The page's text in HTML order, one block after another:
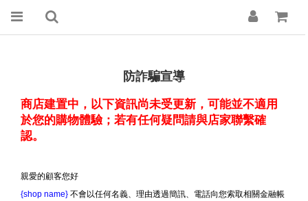
防詐騙宣導
商店建置中，以下資訊尚未受更新，可能並不適用
於您的購物體驗；若有任何疑問請與店家聯繫確
認。
親愛的顧客您好
{shop name} 不會以任何名義、理由透過簡訊、電話向您索取相關金融帳